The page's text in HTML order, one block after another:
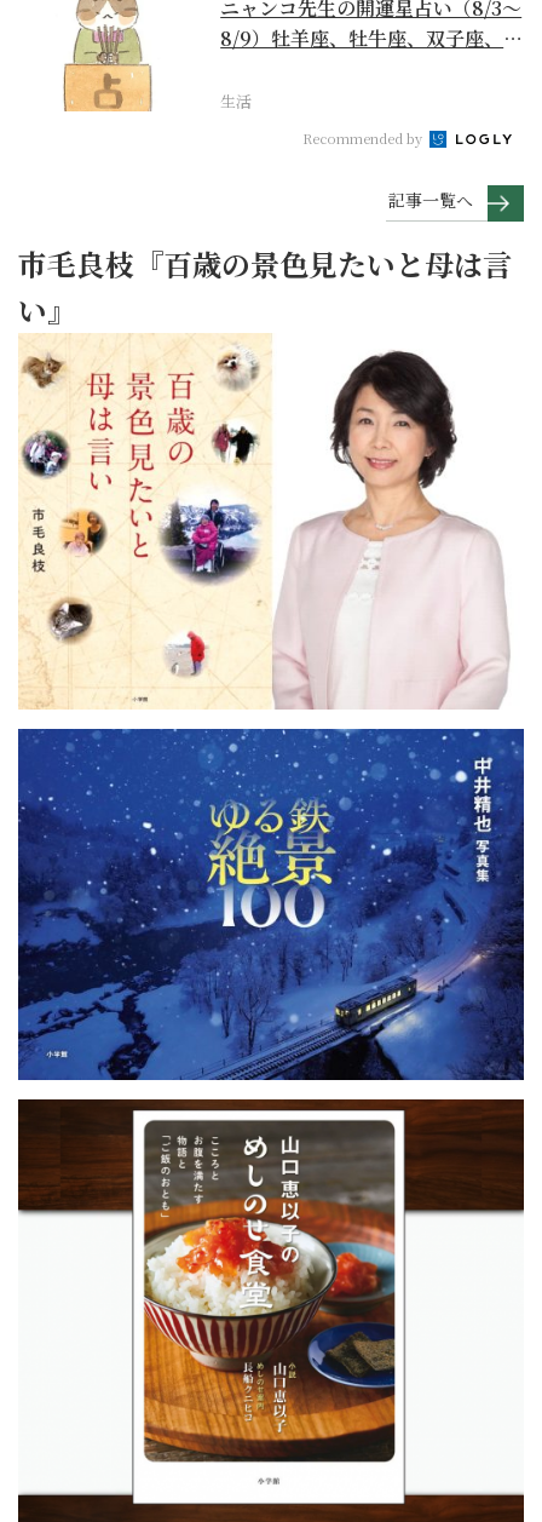
ニャンコ先生の開運星占い（8/3～
8/9）牡羊座、牡牛座、双子座、蟹
生活
Recommended by
記事一覧へ
市毛良枝『百歳の景色見たいと母は言
い』